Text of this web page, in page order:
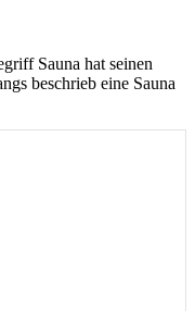
Sauna hat seinen
beschrieb eine Sauna